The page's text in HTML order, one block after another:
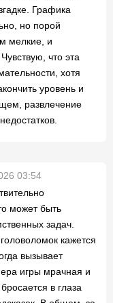
Графика
но порой
мелкие, и
что эта
хотя
уровень и
развлечение
03:54
может быть
задач.
кажется
вызывает
игры мрачная и
в глаза